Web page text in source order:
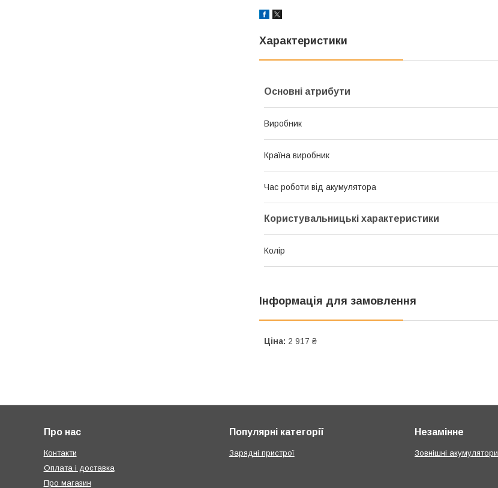
Характеристики
Основні атрибути
Виробник
Країна виробник
Час роботи від акумулятора
Користувальницькі характеристики
Колір
Інформація для замовлення
Ціна: 2 917 ₴
Про нас
Контакти
Оплата і доставка
Про магазин
Популярні категорії
Зарядні пристрої
Незамінне
Зовнішні акумулятори